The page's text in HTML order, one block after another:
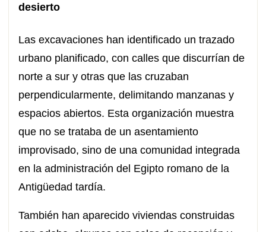
desierto
Las excavaciones han identificado un trazado
urbano planificado, con calles que discurrían de
norte a sur y otras que las cruzaban
perpendicularmente, delimitando manzanas y
espacios abiertos. Esta organización muestra
que no se trataba de un asentamiento
improvisado, sino de una comunidad integrada
en la administración del Egipto romano de la
Antigüedad tardía.
También han aparecido viviendas construidas